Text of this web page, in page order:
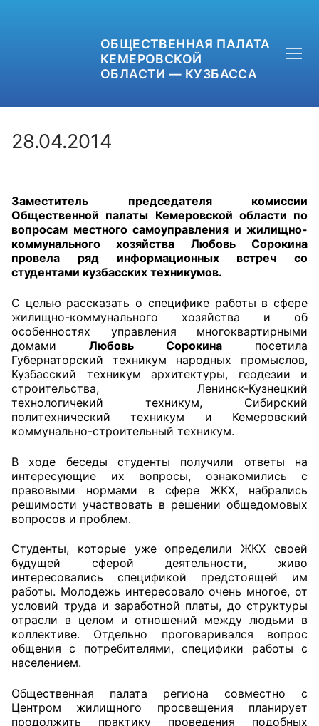
ОБЩЕСТВЕННАЯ ПАЛАТА
КЕМЕРОВСКОЙ
ОБЛАСТИ — КУЗБАССА
OPKO42@BK.RU
ОБРАТНАЯ СВЯЗЬ
Главная
Общественные советы
Общественные советы при территориальных
органах федеральных органов
Общественные советы по проведению
независимой оценки качества условий
оказания услуг
О Палате
Структура Палаты
Комиссии
Экспертный совет ОП КО
Совет ОП КО
Общественный штаб
28.04.2014
Заместитель председателя комиссии
Общественной палаты Кемеровской области по
вопросам местного самоуправления и жилищно-
коммунального хозяйства Любовь Сорокина
провела ряд информационных встреч со
студентами кузбасских техникумов.
С целью рассказать о специфике работы в сфере
жилищно-коммунального хозяйства и об
особенностях управления многоквартирными
домами Любовь Сорокина посетила
Губернаторский техникум народных промыслов,
Кузбасский техникум архитектуры, геодезии и
строительства, Ленинск-Кузнецкий
технологичекий техникум, Сибирский
политехнический техникум и Кемеровский
коммунально-строительный техникум.
В ходе беседы студенты получили ответы на
интересующие их вопросы, ознакомились с
правовыми нормами в сфере ЖКХ, набрались
решимости участвовать в решении общедомовых
вопросов и проблем.
Студенты, которые уже определили ЖКХ своей
будущей сферой деятельности, живо
интересовались спецификой предстоящей им
работы. Молодежь интересовало очень многое, от
условий труда и заработной платы, до структуры
отрасли в целом и отношений между людьми в
коллективе. Отдельно проговаривался вопрос
общения с потребителями, специфики работы с
населением.
Общественная палата региона совместно с
Центром жилищного просвещения планирует
продолжить практику проведения подобных